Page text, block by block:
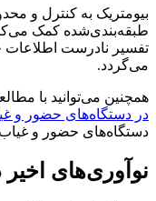
بیومتریک به کنترل و
طبقه‌بندی‌شده کمک
تفسیر نادرست
می‌گردد.
همچنین می‌توانید با
در دستگاه‌های حضور و
دستگاه‌های حضور و
نوآوری‌های اخیر